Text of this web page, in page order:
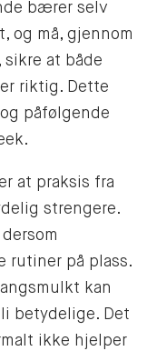
bærer selv
og må, gjennom
at både
riktig. Dette
påfølgende
at praksis fra
strengere.
rutiner på plass.
kan
betydelige. Det
ikke hjelper